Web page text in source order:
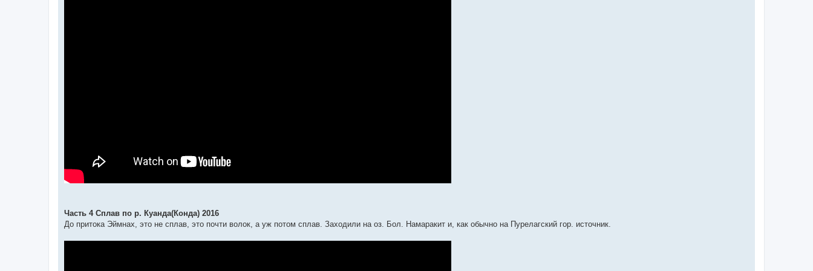
Часть 4 Сплав по р. Куанда(Конда) 2016
До притока Эймнах, это не сплав, это почти волок, а уж потом сплав. Заходили на оз. Бол. Намаракит и, как обычно на Пурелагский гор. источник.